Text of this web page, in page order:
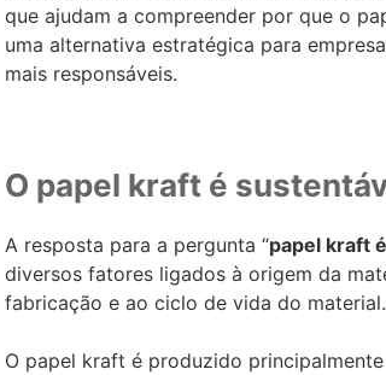
que ajudam a compreender por que o
uma alternativa estratégica para
mais responsáveis.
O papel kraft é
A resposta para a pergunta “papel kraft
diversos fatores ligados à origem da
fabricação e ao ciclo de vida do material.
O papel kraft é produzido